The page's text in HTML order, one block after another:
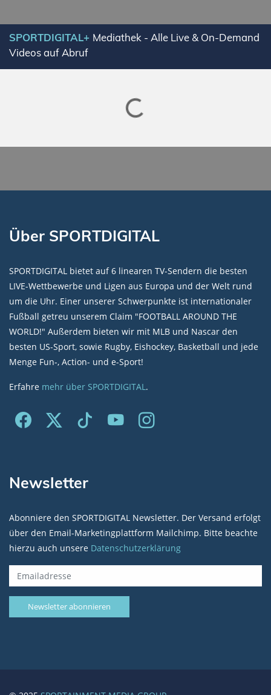
SPORTDIGITAL+ Mediathek - Alle Live & On-Demand
Videos auf Abruf
Lade SPORTDIGITAL+ Mediathek
Über SPORTDIGITAL
SPORTDIGITAL bietet auf 6 linearen TV-Sendern die besten
LIVE-Wettbewerbe und Ligen aus Europa und der Welt rund
um die Uhr. Einer unserer Schwerpunkte ist internationaler
Fußball getreu unserem Claim "FOOTBALL AROUND THE
WORLD!" Außerdem bieten wir mit MLB und Nascar den
besten US-Sport, sowie Rugby, Eishockey, Basketball und jede
Menge Fun-, Action- und e-Sport!
Erfahre mehr über SPORTDIGITAL .
Newsletter
Abonniere den SPORTDIGITAL Newsletter. Der Versand erfolgt
über den Email-Marketingplattform Mailchimp. Bitte beachte
hierzu auch unsere Datenschutzerklärung